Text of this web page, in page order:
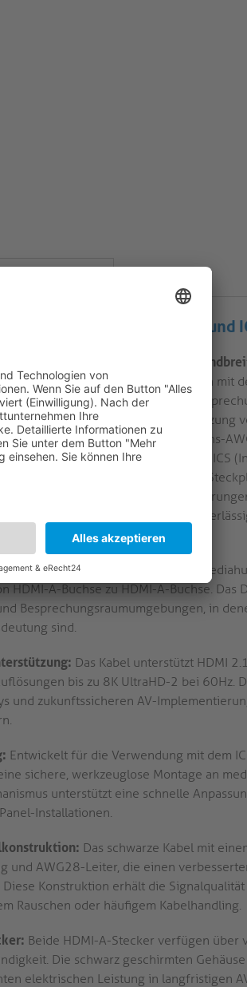
mit 48Gbps Bandbreite und
ICS-Verbindung mit hoher
Pigtail-Kabel, das für die Integration mit
AV-Arbeitsbereichen,
Baugruppe wurde für die Unterstützung
Abschirmung und Präzisions-
zu gewährleisten. Die ICS
Befestigung an modularen
für sich entwickelnde AV-
sowohl zur mechanischen
bei.
für das modulare Tischsystem
HDMI-A-Buchse zu HDMI-A-Buchse. Das
Besprechungsraumumgebungen, in
sind.
Das Kabel unterstützt HDMI
bis zu 8K UltraHD-2 bei 60Hz.
und zukunftssicheren AV-
Entwickelt für die Verwendung mit dem
sichere, werkzeuglose Montage an
unterstützt eine schnelle
Installationen.
Das schwarze Kabel mit
und AWG28-Leiter, die einen
Konstruktion erhält die
Rauschen oder häufigem Kabelhandling.
Beide HDMI-A-Stecker verfügen
Die schwarz geschirmten
elektrischen Leistung in langfristigen